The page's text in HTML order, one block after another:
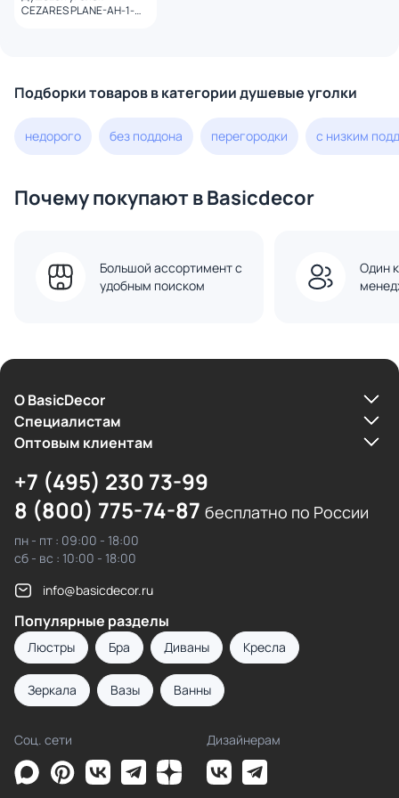
CEZARES PLANE-AH-1-
Подборки товаров в категории душевые уголки
недорого без поддона перегородки с низким
Почему покупают в Basicdecor
Большой ассортимент с
удобным поиском
Один
О BasicDecor
Cпециалистам
Оптовым клиентам
+7 (495) 230 73-99
8 (800) 775-74-87 бесплатно по России
пн - пт : 09:00 - 18:00
сб - вс : 10:00 - 18:00
info@basicdecor.ru
Популярные разделы
Люстры Бра Диваны Кресла
Зеркала Вазы Ванны
Соц. сети Дизайнерам